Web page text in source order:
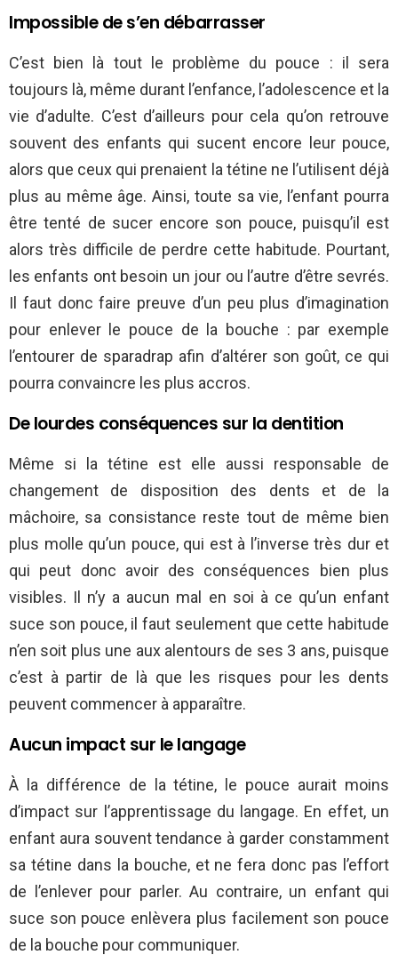
Impossible de s’en débarrasser
C’est bien là tout le problème du pouce : il sera
toujours là, même durant l’enfance, l’adolescence et la
vie d’adulte. C’est d’ailleurs pour cela qu’on retrouve
souvent des enfants qui sucent encore leur pouce,
alors que ceux qui prenaient la tétine ne l’utilisent déjà
plus au même âge. Ainsi, toute sa vie, l’enfant pourra
être tenté de sucer encore son pouce, puisqu’il est
alors très difficile de perdre cette habitude. Pourtant,
les enfants ont besoin un jour ou l’autre d’être sevrés.
Il faut donc faire preuve d’un peu plus d’imagination
pour enlever le pouce de la bouche : par exemple
l’entourer de sparadrap afin d’altérer son goût, ce qui
pourra convaincre les plus accros.
De lourdes conséquences sur la dentition
Même si la tétine est elle aussi responsable de
changement de disposition des dents et de la
mâchoire, sa consistance reste tout de même bien
plus molle qu’un pouce, qui est à l’inverse très dur et
qui peut donc avoir des conséquences bien plus
visibles. Il n’y a aucun mal en soi à ce qu’un enfant
suce son pouce, il faut seulement que cette habitude
n’en soit plus une aux alentours de ses 3 ans, puisque
c’est à partir de là que les risques pour les dents
peuvent commencer à apparaître.
Aucun impact sur le langage
À la différence de la tétine, le pouce aurait moins
d’impact sur l’apprentissage du langage. En effet, un
enfant aura souvent tendance à garder constamment
sa tétine dans la bouche, et ne fera donc pas l’effort
de l’enlever pour parler. Au contraire, un enfant qui
suce son pouce enlèvera plus facilement son pouce
de la bouche pour communiquer.